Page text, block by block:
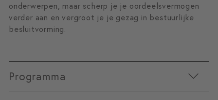
onderwerpen, maar scherp je je oordeelsvermogen
verder aan en vergroot je je gezag in bestuurlijke
besluitvorming.
Programma